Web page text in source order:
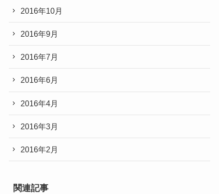
2016年10月
2016年9月
2016年7月
2016年6月
2016年4月
2016年3月
2016年2月
関連記事